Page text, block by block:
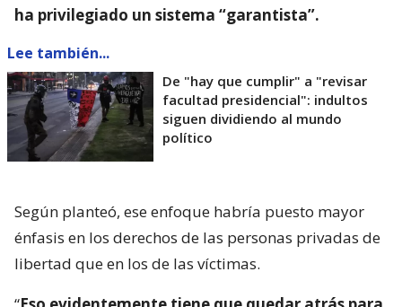
ha privilegiado un sistema “garantista”.
Lee también...
De "hay que cumplir" a "revisar
facultad presidencial": indultos
siguen dividiendo al mundo
político
Según planteó, ese enfoque habría puesto mayor
énfasis en los derechos de las personas privadas de
libertad que en los de las víctimas.